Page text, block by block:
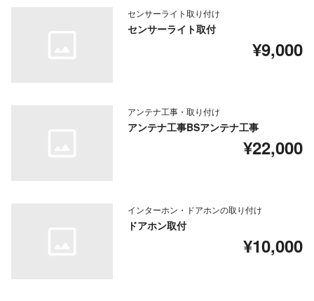
センサーライト取り付け
センサーライト取付
¥9,000
アンテナ工事・取り付け
アンテナ工事BSアンテナ工事
¥22,000
インターホン・ドアホンの取り付け
ドアホン取付
¥10,000